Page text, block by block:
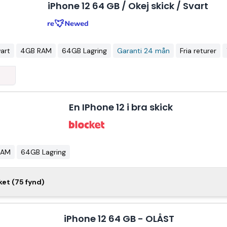
iPhone 12 64 GB / Okej skick / Svart
4GB RAM 64GB Lagring Garanti 24 mån Fria returer
En IPhone 12 i bra skick
64GB Lagring
Apple iPhone 12 64 GB svart
(75 fynd)
iPhone 12 64 GB - OLÅST